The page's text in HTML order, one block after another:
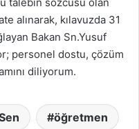
alınarak, kılavuzda 31
Bakan Sn.Yusuf
personel dostu, çözüm
diliyorum.
öğretmen